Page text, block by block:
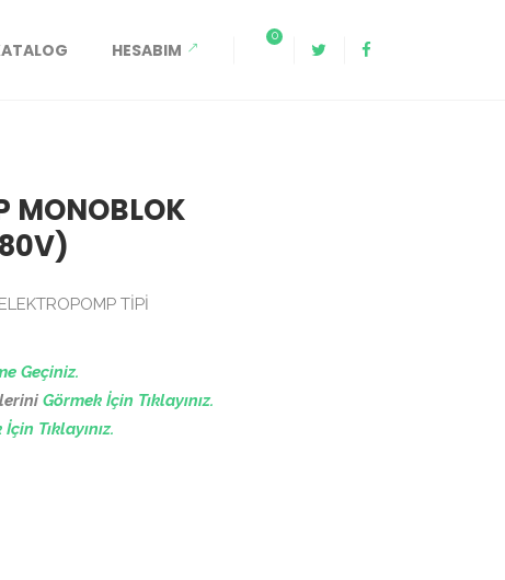
HESABIM
0
MONOBLOK
TİPİ
Geçiniz.
Görmek İçin Tıklayınız.
Tıklayınız.